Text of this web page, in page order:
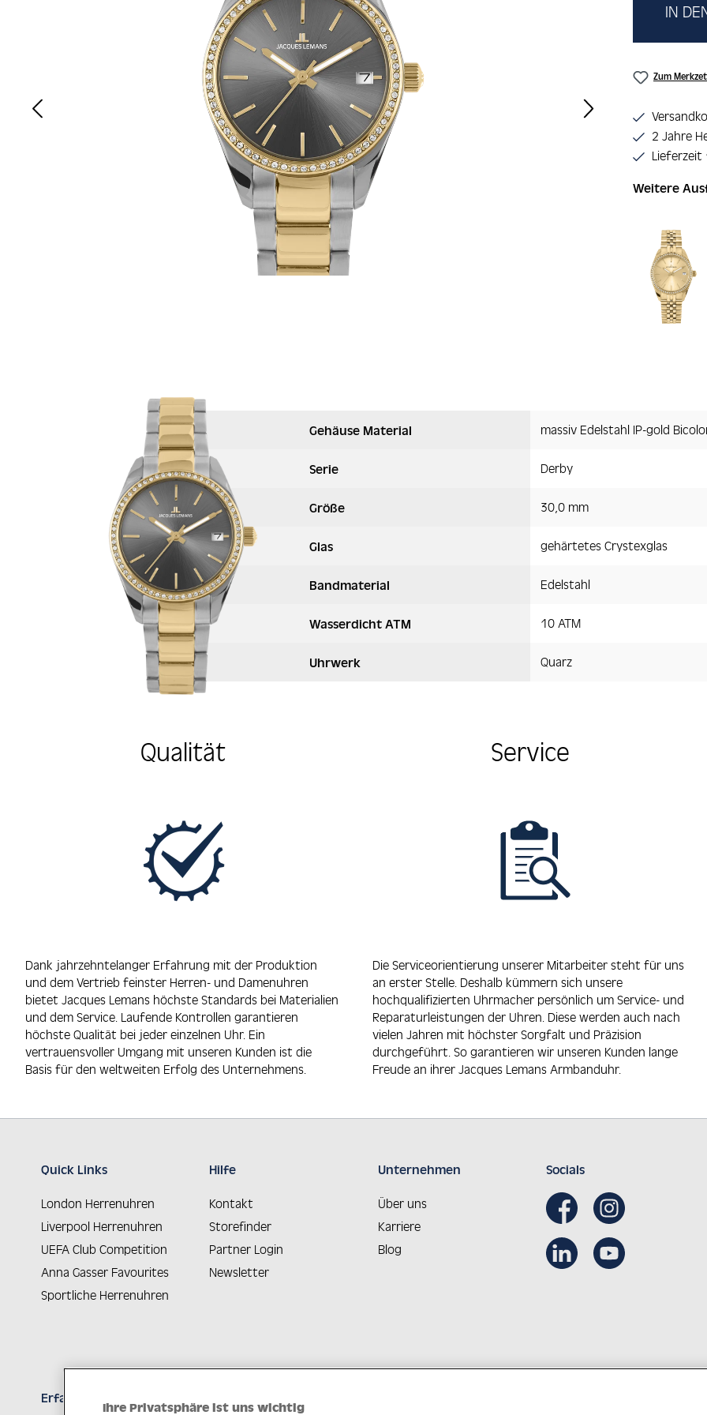
IN
Zum
2 Jahre
Lieferzeit
Weitere
Gehäuse Material massiv Edelstahl IP-gold
Serie Derby
Größe 30,0 mm
Glas gehärtetes Crystexglas
Bandmaterial Edelstahl
Wasserdicht ATM 10 ATM
Uhrwerk Quarz
Qualität
Dank jahrzehntelanger Erfahrung mit der Produktion
und dem Vertrieb feinster Herren- und Damenuhren
bietet Jacques Lemans höchste Standards bei Materialien
und dem Service. Laufende Kontrollen garantieren
höchste Qualität bei jeder einzelnen Uhr. Ein
vertrauensvoller Umgang mit unseren Kunden ist die
Basis für den weltweiten Erfolg des Unternehmens.
Service
Die Serviceorientierung unserer Mitarbeiter steht für uns
an erster Stelle. Deshalb kümmern sich unsere
hochqualifizierten Uhrmacher persönlich um Service- und
Reparaturleistungen der Uhren. Diese werden auch nach
vielen Jahren mit höchster Sorgfalt und Präzision
durchgeführt. So garantieren wir unseren Kunden lange
Freude an ihrer Jacques Lemans Armbanduhr.
Quick Links
London Herrenuhren
Liverpool Herrenuhren
UEFA Club Competition
Anna Gasser Favourites
Sportliche Herrenuhren
Hilfe
Kontakt
Storefinder
Partner Login
Newsletter
Unternehmen
Über uns
Karriere
Blog
Socials
Erfahren Sie Neuheiten als Erstes
Ihre Privatsphäre ist uns wichtig